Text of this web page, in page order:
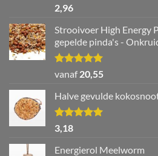
Waardering
5.00
2,96
Strooivoer High Energy
gepelde pinda's -
Waardering
uit 5
vanaf20,55
Halve gevulde
Waardering
5.00
3,18
Energierol Meelworm